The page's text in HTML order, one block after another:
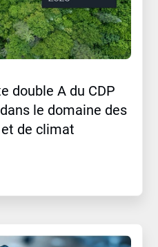
double A du CDP
le domaine des
et de climat